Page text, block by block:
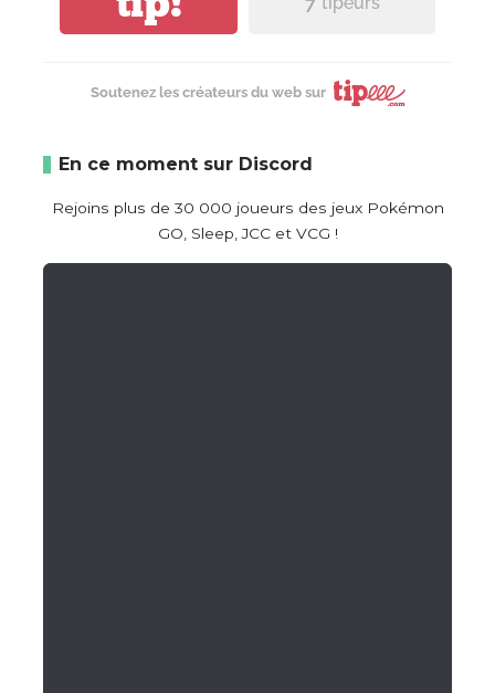
Soutenez les créateurs du web sur
En ce moment sur Discord
Rejoins plus de 30 000 joueurs des jeux Pokémon
GO, Sleep, JCC et VCG !